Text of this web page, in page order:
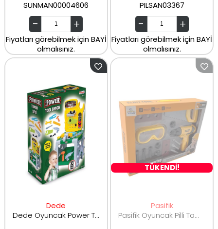
SUNMAN00004606
Fiyatları görebilmek için BAYİ
olmalısınız.
PILSAN03367
Fiyatları görebilmek için BAYİ
olmalısınız.
Dede
Dede Oyuncak Power Tamir Set 03033
TÜKENDİ!
Pasifik
Pasifik Oyuncak Pilli Tamir Seti MK12-5